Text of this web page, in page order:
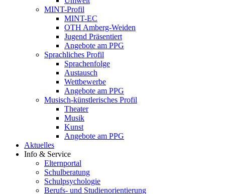
MINT-Profil
MINT-EC
OTH Amberg-Weiden
Jugend Präsentiert
Angebote am PPG
Sprachliches Profil
Sprachenfolge
Austausch
Wettbewerbe
Angebote am PPG
Musisch-künstlerisches Profil
Theater
Musik
Kunst
Angebote am PPG
Aktuelles
Info & Service
Elternportal
Schulberatung
Schulpsychologie
Berufs- und Studienorientierung